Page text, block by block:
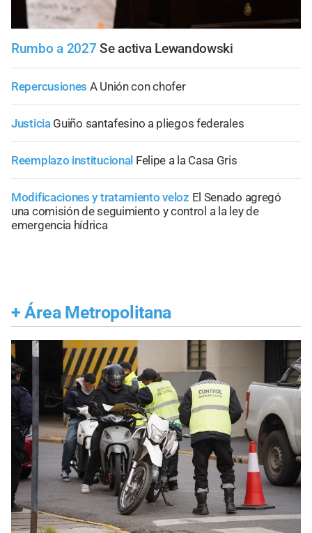
Rumbo a 2027 Se activa Lewandowski
Repercusiones A Unión con chofer
Justicia Guiño santafesino a pliegos federales
Reemplazo institucional Felipe a la Casa Gris
Modificaciones y tratamiento veloz El Senado agregó
una comisión de seguimiento y control a la ley de
emergencia hídrica
+ Área Metropolitana